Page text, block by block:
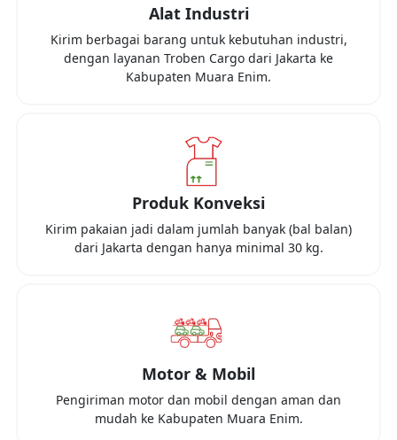
Alat Industri
Kirim berbagai barang untuk kebutuhan industri,
dengan layanan Troben Cargo dari Jakarta ke
Kabupaten Muara Enim.
Produk Konveksi
Kirim pakaian jadi dalam jumlah banyak (bal balan)
dari Jakarta dengan hanya minimal 30 kg.
Motor & Mobil
Pengiriman motor dan mobil dengan aman dan
mudah ke Kabupaten Muara Enim.